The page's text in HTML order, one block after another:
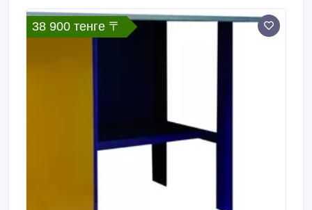
38 900 тенге 〒